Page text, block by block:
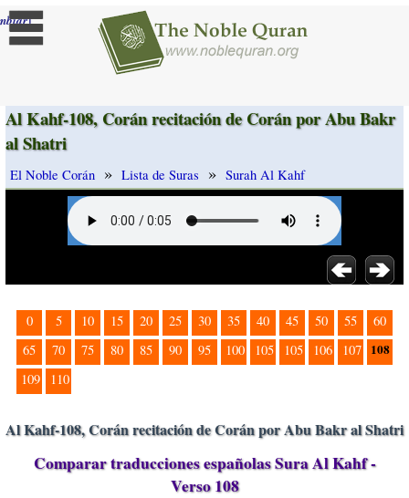
]
Al Kahf-108, Corán recitación de Corán por Abu Bakr
al Shatri
El Noble Corán » Lista de Suras » Surah Al Kahf
0 5 10 15 20 25 30 35 40 45 50 55
60
65
70 75 80 85 90 95 100 105 105 106 107 108
109 110
Al Kahf-108, Corán recitación de Corán por Abu Bakr al Shatri
Comparar traducciones españolas Sura Al Kahf -
Verso 108